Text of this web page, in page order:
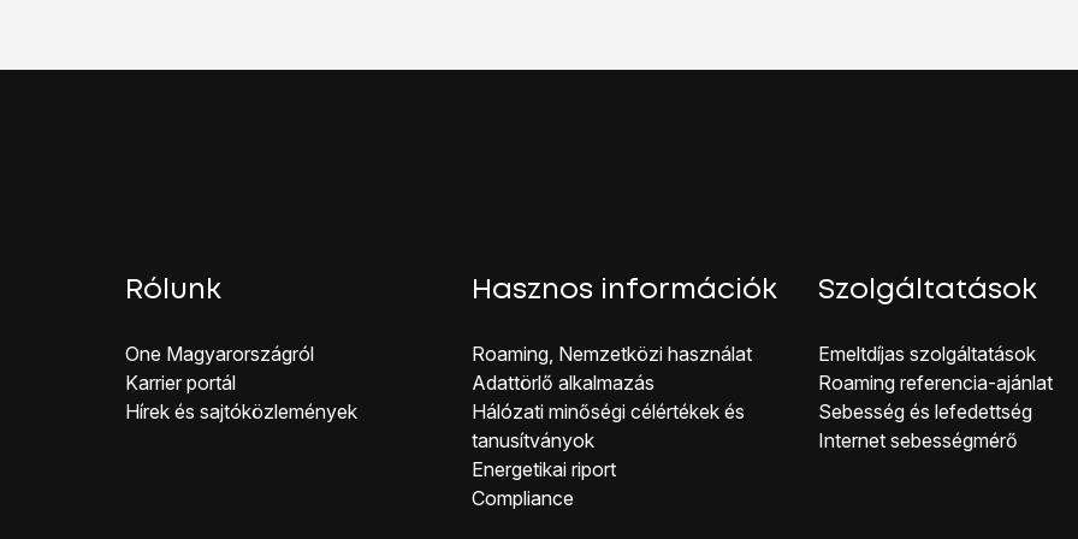
Rólunk
One Magyar országról
Karrier portál
Hírek és sajtóközlemények
Hasznos információk
Roaming, Nemzetközi használat
Adattörlő alkalmazás
Hálózati minőségi célérté kek és
tanusítványok
Energetikai riport
Co mpliance
Szolgáltatások
Emeltdíjas szolgáltatások
Roaming referencia-ajánlat
Sebesség és lefedettség
Internet sebességmérő